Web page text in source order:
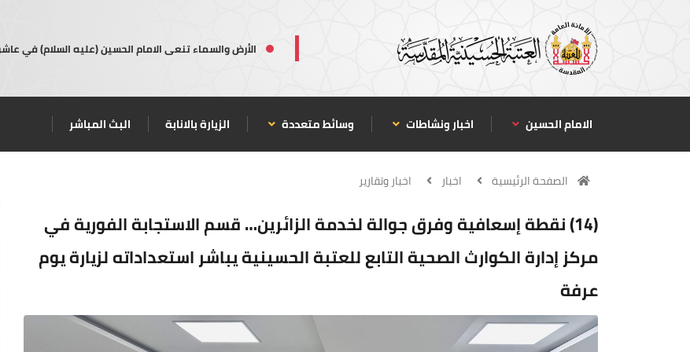
الأرض والسماء تنعى الامام الحسين (عليه السلام) في
الامام الحسين اخبار ونشاطات وسائط متعددة الزيارة بالانابة البث المباشر
الصفحة الرئيسية اخبار اخبار وتقارير
(14) نقطة إسعافية وفرق جوالة لخدمة الزائرين… قسم الاستجابة الفورية في
مركز إدارة الكوارث الصحية التابع للعتبة الحسينية يباشر استعداداته لزيارة يوم
عرفة